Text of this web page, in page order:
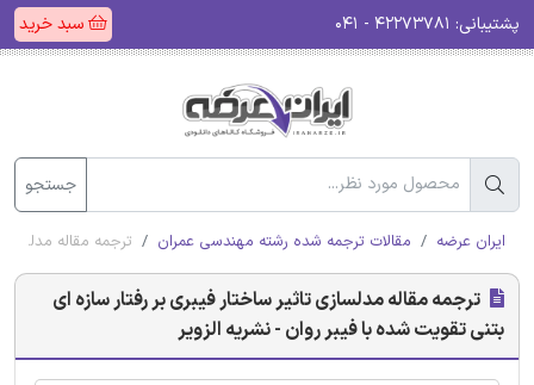
پشتیبانی: سبد خرید
جستجو
ایران عرضه مقالات ترجمه شده رشته مهندسی عمران ترجمه مقاله
ترجمه مقاله مدلسازی تاثیر ساختار فیبری بر رفتار سازه ای
بتنی تقویت شده با فیبر روان - نشریه الزویر